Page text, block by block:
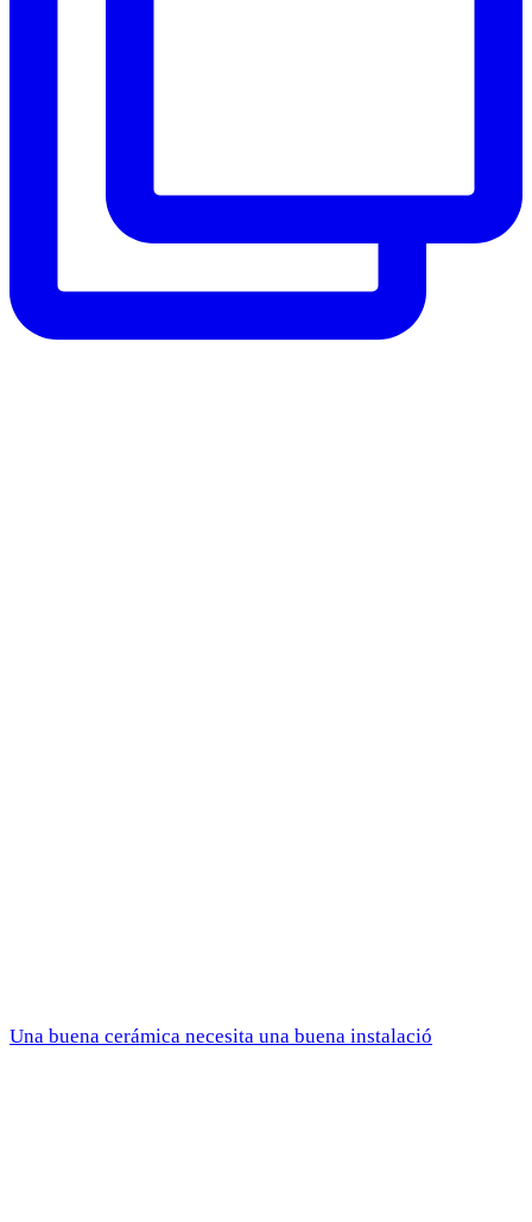
Una buena cerámica necesita una buena instalació